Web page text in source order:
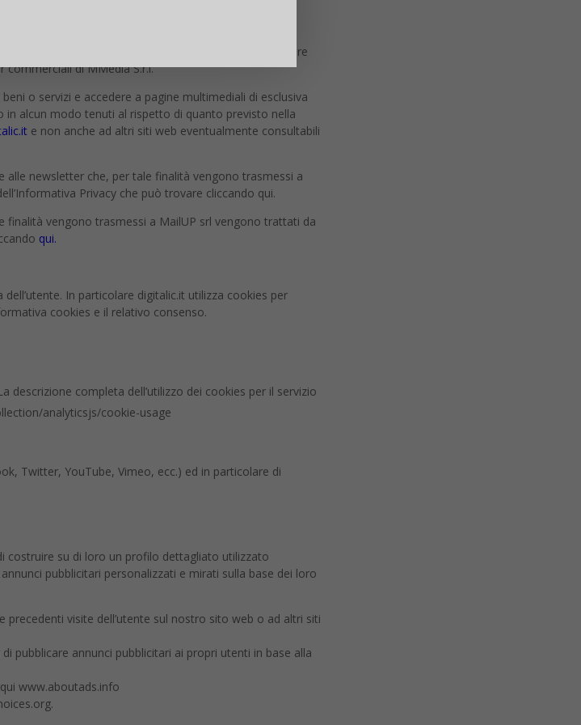
nell’ambito dell’erogazione dei Servizi, potranno essere
di MMedia S.r.l.
o servizi e accedere a pagine multimediali di esclusiva
in alcun modo tenuti al rispetto di quanto previsto nella
e non anche ad altri siti web eventualmente consultabili
alle newsletter che, per tale finalità vengono trasmessi a
Privacy che può trovare cliccando qui.
finalità vengono trasmessi a MailUP srl vengono trattati da
qui.
In particolare digitalic.it utilizza cookies per
cookies e il relativo consenso.
descrizione completa dell’utilizzo dei cookies per il servizio
analyticsjs/cookie-usage
Twitter, YouTube, Vimeo, ecc.) ed in particolare di
costruire su di loro un profilo dettagliato utilizzato
pubblicitari personalizzati e mirati sulla base dei loro
visite dell’utente sul nostro sito web o ad altri siti
pubblicare annunci pubblicitari ai propri utenti in base alla
www.aboutads.info